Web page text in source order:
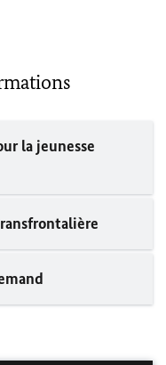
la jeunesse